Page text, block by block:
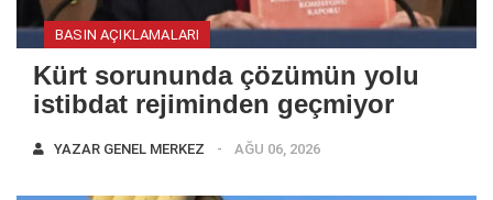
BASIN AÇIKLAMALARI
Kürt sorununda çözümün yolu
istibdat rejiminden geçmiyor
YAZAR GENEL MERKEZ AĞU 06, 2026